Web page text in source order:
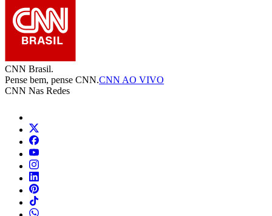
CNN Brasil.
Pense bem, pense CNN.CNN AO VIVO
CNN Nas Redes